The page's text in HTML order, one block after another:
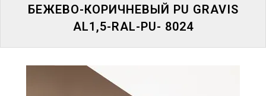
БЕЖЕВО-КОРИЧНЕВЫЙ PU GRAVIS
AL1,5-RAL-PU- 8024